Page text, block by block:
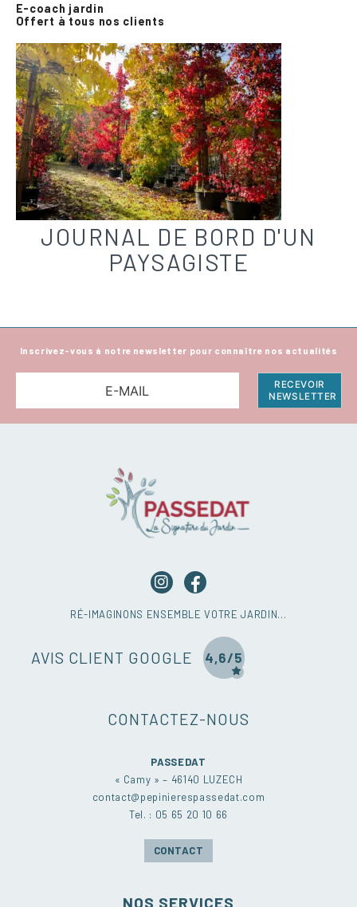
JOURNAL DE BORD D'UN
PAYSAGISTE
E-coach jardin
Offert à tous nos clients
Inscrivez-vous à notre newsletter pour connaître nos actualités
RÉ-IMAGINONS ENSEMBLE VOTRE JARDIN…
AVIS CLIENT GOOGLE 4,6/5
CONTACTEZ-NOUS
PASSEDAT
« Camy » – 46140 LUZECH
contact@pepinierespassedat.com
Tel. : 05 65 20 10 66
CONTACT
NOS SERVICES